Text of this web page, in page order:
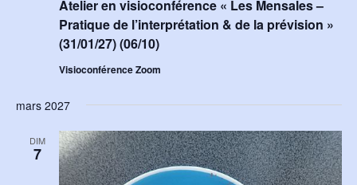
Atelier en visioconférence « Les Mensales –
Pratique de l’interprétation & de la prévision »
(31/01/27) (06/10)
Visioconférence Zoom
mars 2027
DIM
7